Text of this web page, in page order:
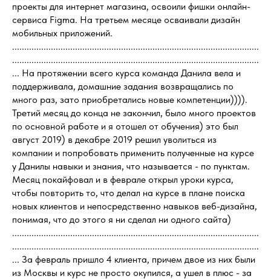
проекты для интернет магазина, освоили фишки онлайн-
сервиса Figma. На третьем месяце осваивали дизайн
мобильных приложений.
......................................................................................................
......................................................................................................
... На протяжении всего курса команда Данила вела и
поддерживала, домашние задания возвращались по
много раз, зато приобретались новые компетенции)))).
Третий месяц до конца не закончил, было много проектов
по основной работе и я отошел от обучения) это был
август 2019) в декабре 2019 решил уволиться из
компании и попробовать применить полученные на курсе
у Данилы навыки и знания, что называется - по пунктам.
Месяц покайфовал и в феврале открыл уроки курса,
чтобы повторить то, что делал на курсе в плане поиска
новых клиентов и непосредственно навыков веб-дизайна,
понимая, что до этого я ни сделал ни одного сайта)
......................................................................................................
......................................................................................................
... За февраль пришло 4 клиента, причем двое из них были
из Москвы и курс не просто окупился, а ушел в плюс - за